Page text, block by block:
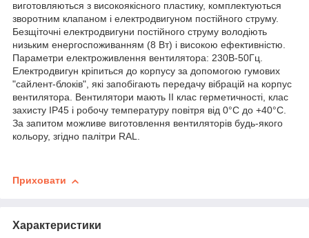
виготовляються з високоякісного пластику, комплектуються
зворотним клапаном і електродвигуном постійного струму.
Безщіточні електродвигуни постійного струму володіють
низьким енергоспоживанням (8 Вт) і високою ефективністю.
Параметри електроживлення вентилятора: 230В-50Гц.
Електродвигун кріпиться до корпусу за допомогою гумових
"сайлент-блоків", які запобігають передачу вібрацій на корпус
вентилятора. Вентилятори мають II клас герметичності, клас
захисту IP45 і робочу температуру повітря від 0°С до +40°С.
За запитом можливе виготовлення вентиляторів будь-якого
кольору, згідно палітри RAL.
Приховати
Характеристики